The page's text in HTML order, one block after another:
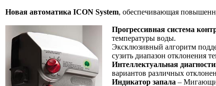
Новая автоматика ICON System, обеспечивающая
Прогрессивная система
температуры воды.
Эксклюзивный алгоритм
сузить диапазон отклонения
Интеллектуальная
вариантов различных
Индикатор запала –